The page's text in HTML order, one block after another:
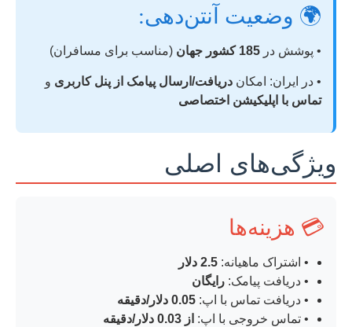
🌍 وضعیت آنتن‌دهی:
• پوشش در 185 کشور جهان (مناسب برای مسافران)
• در ایران: امکان دریافت/ارسال پیامک از پنل کاربری و
تماس با اپلیکیشن اختصاصی
ویژگی‌های اصلی
💳 هزینه‌ها
• اشتراک ماهیانه: 2.5 دلار
• دریافت پیامک: رایگان
• دریافت تماس با اپ: 0.05 دلار/دقیقه
• تماس خروجی با اپ: از 0.03 دلار/دقیقه